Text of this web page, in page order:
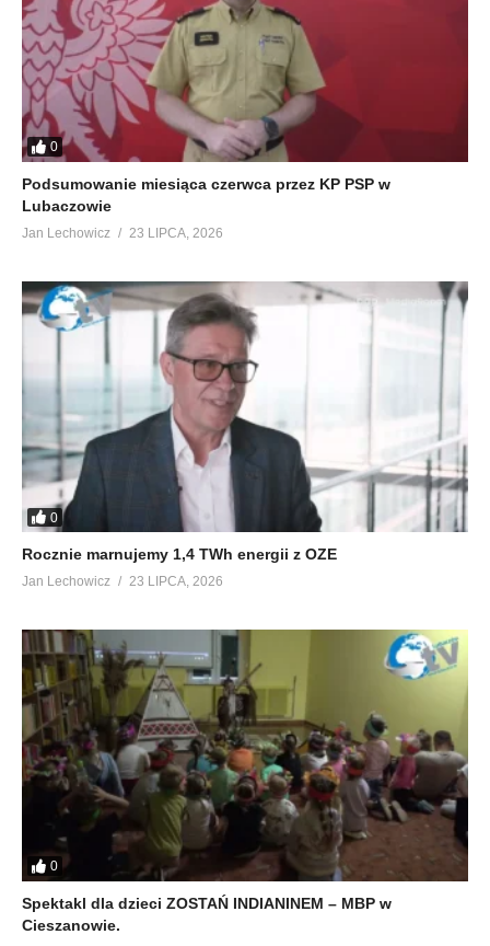
0
Podsumowanie miesiąca czerwca przez KP PSP w
Lubaczowie
Jan Lechowicz 23 LIPCA, 2026
0
Rocznie marnujemy 1,4 TWh energii z OZE
Jan Lechowicz 23 LIPCA, 2026
0
Spektakl dla dzieci ZOSTAŃ INDIANINEM – MBP w
Cieszanowie.